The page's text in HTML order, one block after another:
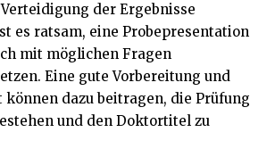
der Ergebnisse
es ratsam, eine Probepresentation
mit möglichen Fragen
Eine gute Vorbereitung und
können dazu beitragen, die Prüfung
und den Doktortitel zu